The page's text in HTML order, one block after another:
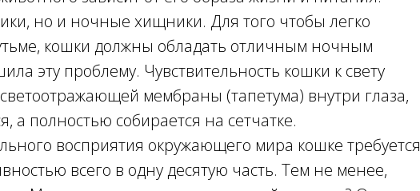
но и ночные хищники. Для того чтобы легко
кошки должны обладать отличным ночным
эту проблему. Чувствительность кошки к свету
мембраны (тапетума) внутри глаза,
а полностью собирается на сетчатке.
восприятия окружающего мира кошке требуется
всего в одну десятую часть. Тем не менее,